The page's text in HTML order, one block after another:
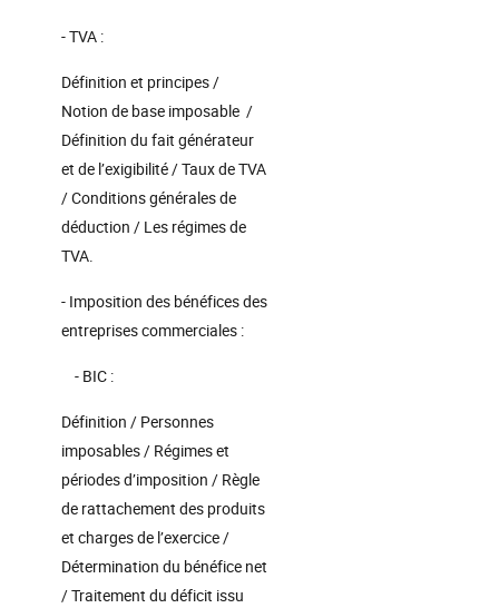
- TVA :
Définition et principes /
Notion de base imposable /
Définition du fait générateur
et de l’exigibilité / Taux de TVA
/ Conditions générales de
déduction / Les régimes de
TVA.
- Imposition des bénéfices des
entreprises commerciales :
- BIC :
Définition / Personnes
imposables / Régimes et
périodes d’imposition / Règle
de rattachement des produits
et charges de l’exercice /
Détermination du bénéfice net
/ Traitement du déficit issu